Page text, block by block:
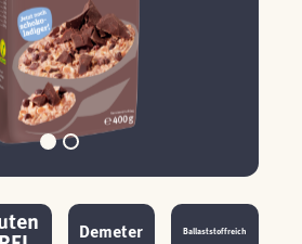
Demeter Ballaststoffreich